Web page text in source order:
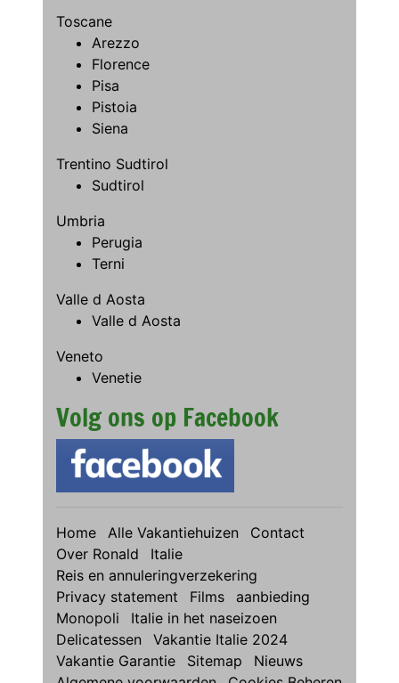
Toscane
Arezzo
Florence
Pisa
Pistoia
Siena
Trentino Sudtirol
Sudtirol
Umbria
Perugia
Terni
Valle d Aosta
Valle d Aosta
Veneto
Venetie
Volg ons op Facebook
Home Alle Vakantiehuizen
Contact
Over Ronald
Italie
Reis en annuleringverzekering
Privacy statement
Films
aanbieding
Monopoli
Italie in het naseizoen
Delicatessen
Vakantie Italie 2024
Vakantie Garantie
Sitemap
Nieuws